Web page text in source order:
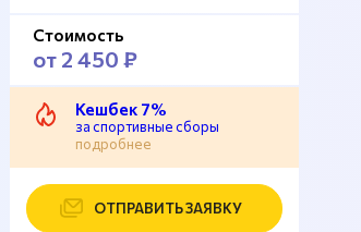
Стоимость
от 2 450 ₽
Кешбек 7%
за спортивные сборы
подробнее
ОТПРАВИТЬ ЗАЯВКУ